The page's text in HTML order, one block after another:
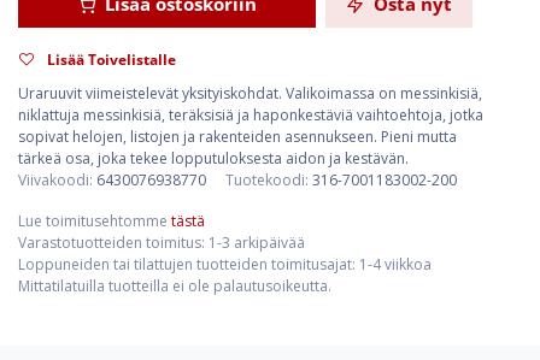
Lisää Toivelistalle
Uraruuvit viimeistelevät yksityiskohdat. Valikoimassa on messinkisiä,
niklattuja messinkisiä, teräksisiä ja haponkestäviä vaihtoehtoja, jotka
sopivat helojen, listojen ja rakenteiden asennukseen. Pieni mutta
tärkeä osa, joka tekee lopputuloksesta aidon ja kestävän.
Viivakoodi: 6430076938770 Tuotekoodi: 316-7001183002-200
Lue toimitusehtomme tästä
Varastotuotteiden toimitus: 1-3 arkipäivää
Loppuneiden tai tilattujen tuotteiden toimitusajat: 1-4 viikkoa
Mittatilatuilla tuotteilla ei ole palautusoikeutta.